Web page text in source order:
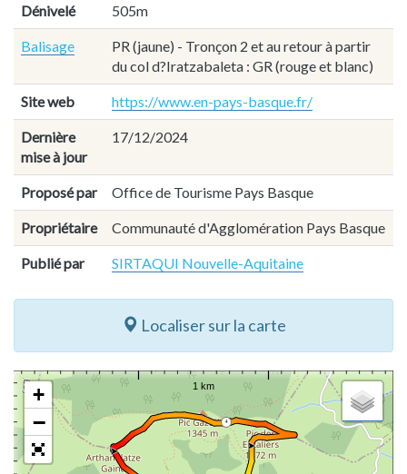
Dénivelé 505m
Balisage
PR (jaune) - Tronçon 2 et au retour à partir
du col d?Iratzabaleta : GR (rouge et blanc)
Site web https://www.en-pays-basque.fr/
Dernière
mise à jour
17/12/2024
Proposé par Office de Tourisme Pays Basque
Propriétaire Communauté d'Agglomération Pays Basque
Publié par SIRTAQUI Nouvelle-Aquitaine
Localiser sur la carte
4
+
−